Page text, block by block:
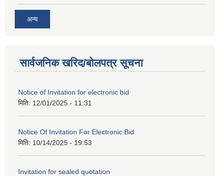
अन्य
सार्वजनिक खरिद/बोलपत्र सूचना
Notice of Invitation for electronic bid
मिति: 12/01/2025 - 11:31
Notice Of Invitation For Electronic Bid
मिति: 10/14/2025 - 19:53
Invitation for sealed quotation